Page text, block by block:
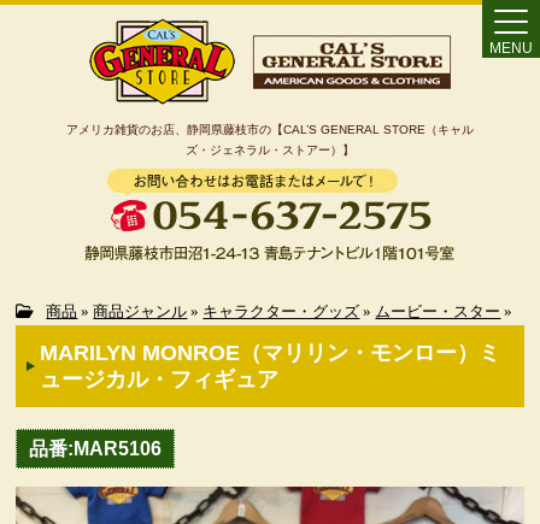
アメリカ雑貨のお店、静岡県藤枝市の【CAL’S GENERAL STORE（キャル
ズ・ジェネラル・ストアー）】
MENU
Home
カート
特定商取引法に基づく表記
商品 » 商品ジャンル » キャラクター・グッズ » ムービー・スター »
MARILYN MONROE（マリリン・モンロー）ミ
ュージカル・フィギュア
品番:MAR5106